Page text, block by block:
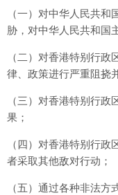
（一）对中华人民共
胁，对中华人民共和国
（二）对香港特别行
律、政策进行严重阻挠
（三）对香港特别行
果；
（四）对香港特别行
者采取其他敌对行动；
（五）通过各种非法